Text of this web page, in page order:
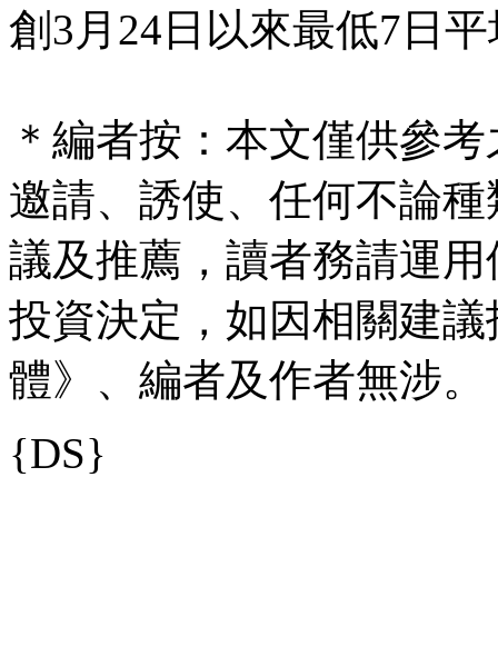
創3月24日以來最低7日
＊編者按：本文僅供參
邀請、誘使、任何不論
議及推薦，讀者務請運
投資決定，如因相關建
體》、編者及作者無涉
{DS}